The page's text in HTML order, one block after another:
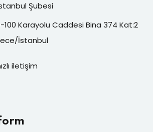
Şubesi
100 Karayolu Caddesi Bina 374 Kat:2
İstanbul
iletişim